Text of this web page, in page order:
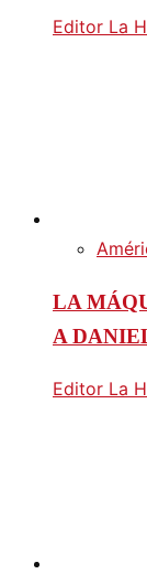
Editor La
LA
A
Editor La